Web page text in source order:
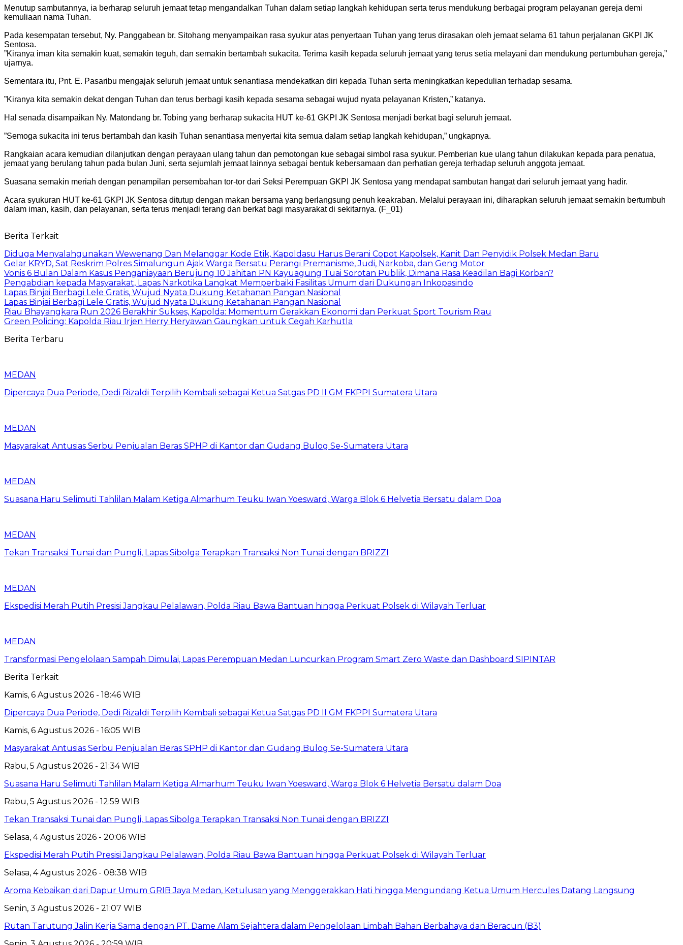
‎Menutup sambutannya, ia berharap seluruh jemaat tetap mengandalkan Tuhan dalam setiap langkah kehidupan serta terus mendukung berbagai program pelayanan gereja demi
kemuliaan nama Tuhan.
‎Pada kesempatan tersebut, Ny. Panggabean br. Sitohang menyampaikan rasa syukur atas penyertaan Tuhan yang terus dirasakan oleh jemaat selama 61 tahun perjalanan GKPI JK
Sentosa.
‎”Kiranya iman kita semakin kuat, semakin teguh, dan semakin bertambah sukacita. Terima kasih kepada seluruh jemaat yang terus setia melayani dan mendukung pertumbuhan gereja,”
ujarnya.
‎Sementara itu, Pnt. E. Pasaribu mengajak seluruh jemaat untuk senantiasa mendekatkan diri kepada Tuhan serta meningkatkan kepedulian terhadap sesama.
‎”Kiranya kita semakin dekat dengan Tuhan dan terus berbagi kasih kepada sesama sebagai wujud nyata pelayanan Kristen,” katanya.
‎Hal senada disampaikan Ny. Matondang br. Tobing yang berharap sukacita HUT ke-61 GKPI JK Sentosa menjadi berkat bagi seluruh jemaat.
‎”Semoga sukacita ini terus bertambah dan kasih Tuhan senantiasa menyertai kita semua dalam setiap langkah kehidupan,” ungkapnya.
‎Rangkaian acara kemudian dilanjutkan dengan perayaan ulang tahun dan pemotongan kue sebagai simbol rasa syukur. Pemberian kue ulang tahun dilakukan kepada para penatua,
jemaat yang berulang tahun pada bulan Juni, serta sejumlah jemaat lainnya sebagai bentuk kebersamaan dan perhatian gereja terhadap seluruh anggota jemaat.
‎Suasana semakin meriah dengan penampilan persembahan tor-tor dari Seksi Perempuan GKPI JK Sentosa yang mendapat sambutan hangat dari seluruh jemaat yang hadir.
‎Acara syukuran HUT ke-61 GKPI JK Sentosa ditutup dengan makan bersama yang berlangsung penuh keakraban. Melalui perayaan ini, diharapkan seluruh jemaat semakin bertumbuh
dalam iman, kasih, dan pelayanan, serta terus menjadi terang dan berkat bagi masyarakat di sekitarnya. (F_01)
Berita Terkait
Diduga Menyalahgunakan Wewenang Dan Melanggar Kode Etik, Kapoldasu Harus Berani Copot Kapolsek, Kanit Dan Penyidik Polsek Medan Baru
Gelar KRYD, Sat Reskrim Polres Simalungun Ajak Warga Bersatu Perangi Premanisme, Judi, Narkoba, dan Geng Motor
Vonis 6 Bulan Dalam Kasus Penganiayaan Berujung 10 Jahitan PN Kayuagung Tuai Sorotan Publik, Dimana Rasa Keadilan Bagi Korban?
Pengabdian kepada Masyarakat, Lapas Narkotika Langkat Memperbaiki Fasilitas Umum dari Dukungan Inkopasindo
Lapas Binjai Berbagi Lele Gratis, Wujud Nyata Dukung Ketahanan Pangan Nasional
Lapas Binjai Berbagi Lele Gratis, Wujud Nyata Dukung Ketahanan Pangan Nasional
Riau Bhayangkara Run 2026 Berakhir Sukses, Kapolda: Momentum Gerakkan Ekonomi dan Perkuat Sport Tourism Riau
Green Policing: Kapolda Riau Irjen Herry Heryawan Gaungkan untuk Cegah Karhutla
Berita Terbaru
MEDAN
Dipercaya Dua Periode, Dedi Rizaldi Terpilih Kembali sebagai Ketua Satgas PD II GM FKPPI Sumatera Utara
MEDAN
Masyarakat Antusias Serbu Penjualan Beras SPHP di Kantor dan Gudang Bulog Se-Sumatera Utara
MEDAN
Suasana Haru Selimuti Tahlilan Malam Ketiga Almarhum Teuku Iwan Yoesward, Warga Blok 6 Helvetia Bersatu dalam Doa
MEDAN
Tekan Transaksi Tunai dan Pungli, Lapas Sibolga Terapkan Transaksi Non Tunai dengan BRIZZI
MEDAN
Ekspedisi Merah Putih Presisi Jangkau Pelalawan, Polda Riau Bawa Bantuan hingga Perkuat Polsek di Wilayah Terluar
MEDAN
Transformasi Pengelolaan Sampah Dimulai, Lapas Perempuan Medan Luncurkan Program Smart Zero Waste dan Dashboard SIPINTAR
Berita Terkait
Kamis, 6 Agustus 2026 - 18:46 WIB
Dipercaya Dua Periode, Dedi Rizaldi Terpilih Kembali sebagai Ketua Satgas PD II GM FKPPI Sumatera Utara
Kamis, 6 Agustus 2026 - 16:05 WIB
Masyarakat Antusias Serbu Penjualan Beras SPHP di Kantor dan Gudang Bulog Se-Sumatera Utara
Rabu, 5 Agustus 2026 - 21:34 WIB
Suasana Haru Selimuti Tahlilan Malam Ketiga Almarhum Teuku Iwan Yoesward, Warga Blok 6 Helvetia Bersatu dalam Doa
Rabu, 5 Agustus 2026 - 12:59 WIB
Tekan Transaksi Tunai dan Pungli, Lapas Sibolga Terapkan Transaksi Non Tunai dengan BRIZZI
Selasa, 4 Agustus 2026 - 20:06 WIB
Ekspedisi Merah Putih Presisi Jangkau Pelalawan, Polda Riau Bawa Bantuan hingga Perkuat Polsek di Wilayah Terluar
Selasa, 4 Agustus 2026 - 08:38 WIB
Aroma Kebaikan dari Dapur Umum GRIB Jaya Medan, Ketulusan yang Menggerakkan Hati hingga Mengundang Ketua Umum Hercules Datang Langsung
Senin, 3 Agustus 2026 - 21:07 WIB
Rutan Tarutung Jalin Kerja Sama dengan PT. Dame Alam Sejahtera dalam Pengelolaan Limbah Bahan Berbahaya dan Beracun (B3)